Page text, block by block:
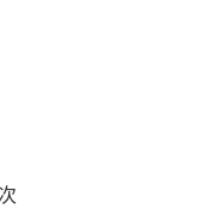
次